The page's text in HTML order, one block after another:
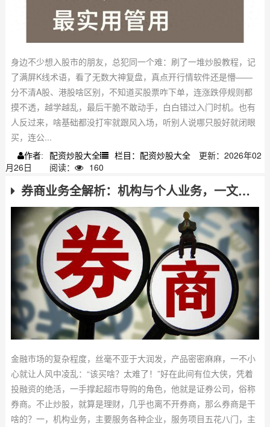
身边不少想入股市的朋友，总犯同一个难：刷了一堆炒股教程，记
了满屏K线术语，看了无数大神复盘，真点开行情软件还是懵——
分不清A股、港股啥区别，不知道买股票咋下单，连涨跌停规则都
摸不透，越学越乱，最后干脆不敢动手，白白错过入门时机。也有
人反过来，啥基础都没打牢就跟风入场，听别人说哪只股好就闭眼
买，连公...
作者: 配资炒股大全 栏目：配资炒股大全
更新：2026年02
月26日
阅读： 160
券商业务全解析：机构与个人业务，一文带你看懂
金融市场的复杂程度，丝毫不亚于大润发，产品密密麻麻，一不小
心就让人风中凌乱：“该买啥？太难了！”好在此间有位大侠，凭着
投融资的绝活，一手撑起超市导购的角色，他就是证券公司，俗称
券商。不止炒股，就算是理财，几乎也离不开券商，那么券商是干
啥的？一，机构业务，主要服务各种企业，服务项目五花八门，主